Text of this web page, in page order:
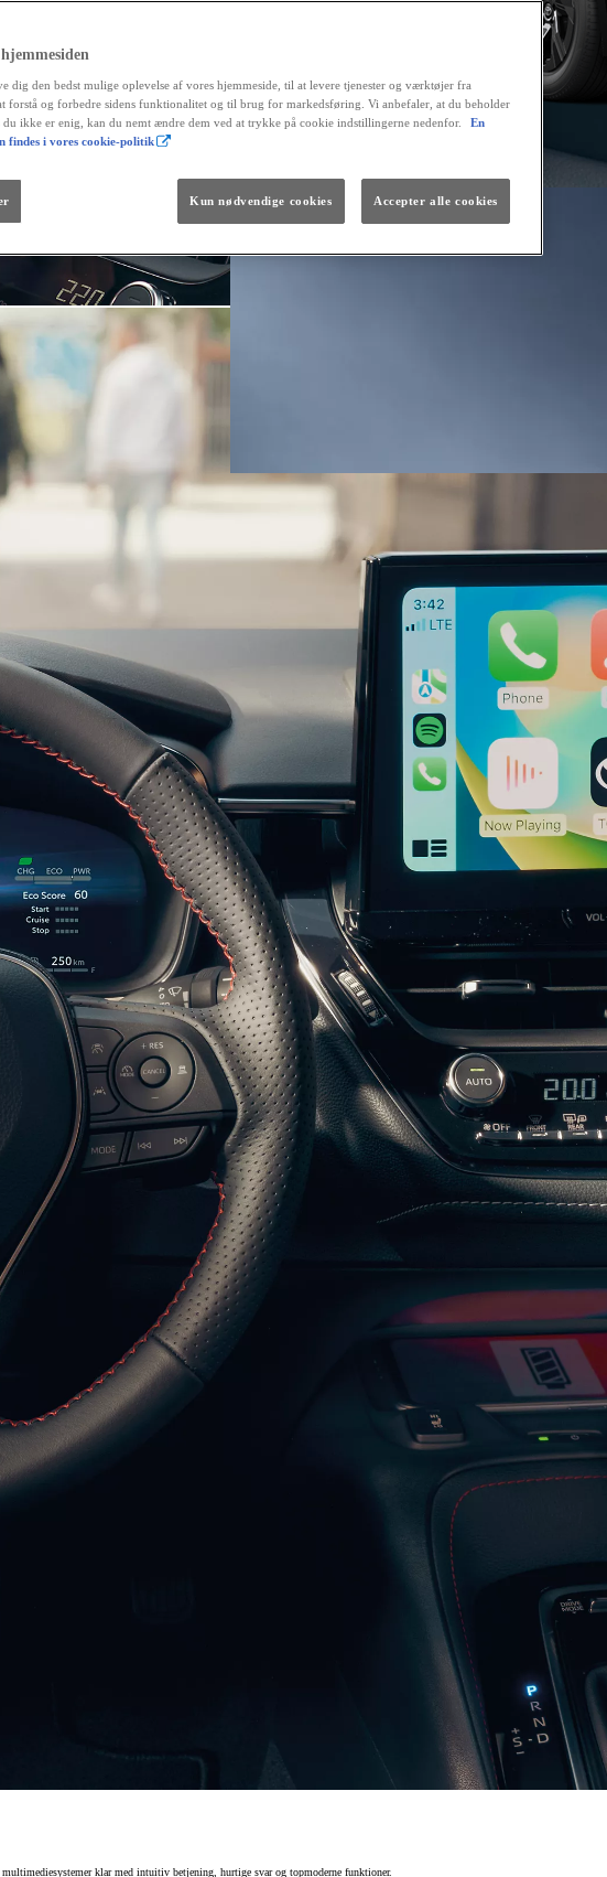
The soul lives on.
klar med intuitiv betjening, hurtige svar og topmoderne funktioner.
dig den bedst mulige oplevelse af vores hjemmeside, til at levere tjenester og værktøjer fra
forstå og forbedre sidens funktionalitet og til brug for markedsføring. Vi anbefaler, at du beholder
du ikke er enig, kan du nemt ændre dem ved at trykke på cookie indstillingerne nedenfor.
En
findes i vores cookie-politik
Kun nødvendige cookies Accepter alle cookies